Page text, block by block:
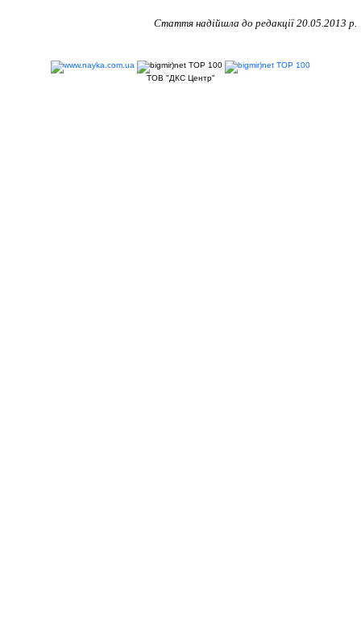
Стаття надійшла до редакції 20.05.2013 р.
ТОВ "ДКС Центр"